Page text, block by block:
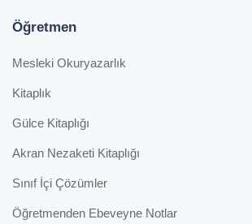
Öğretmen
Mesleki Okuryazarlık
Kitaplık
Gülce Kitaplığı
Akran Nezaketi Kitaplığı
Sınıf İçi Çözümler
Öğretmenden Ebeveyne Notlar